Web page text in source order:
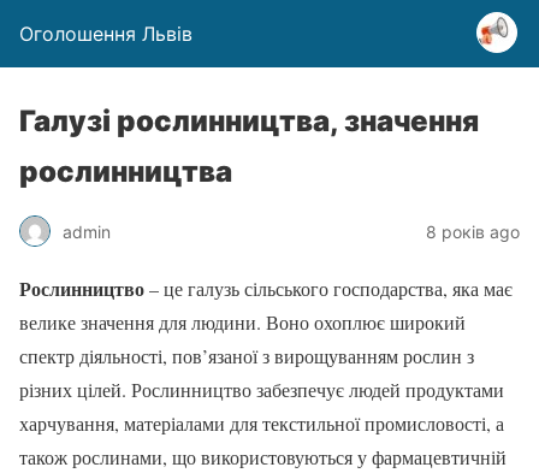
Оголошення Львів
Галузі рослинництва, значення
рослинництва
admin 8 років ago
Рослинництво– це галузь сільського господарства, яка має
велике значення для людини. Воно охоплює широкий
спектр діяльності, пов’язаної з вирощуванням рослин з
різних цілей. Рослинництво забезпечує людей продуктами
харчування, матеріалами для текстильної промисловості, а
також рослинами, що використовуються у фармацевтичній